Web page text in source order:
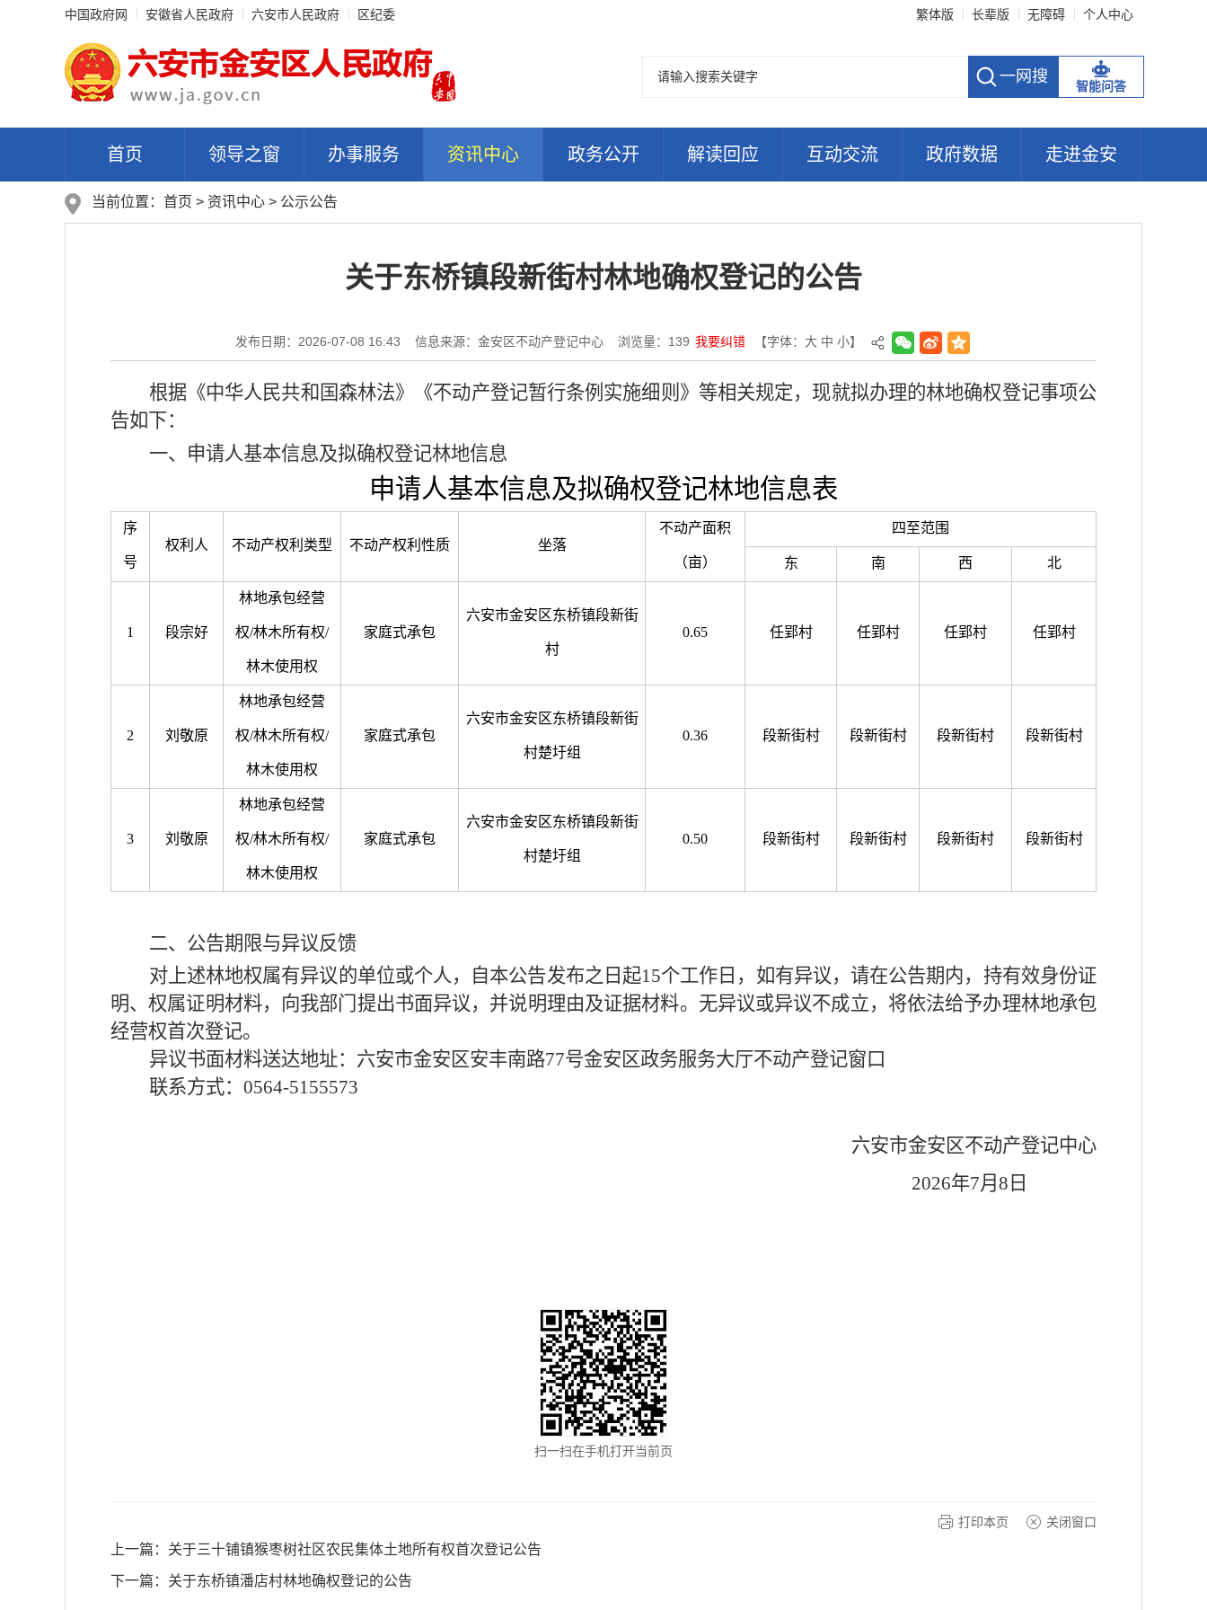
中国政府网 安徽省人民政府 六安市人民政府 区纪委 繁体版 长辈版 无障碍 个人中心
智能问答
首页 领导之窗 办事服务 资讯中心 政务公开 解读回应 互动交流 政府数据 走进金安
当前位置： 首页 > 资讯中心 > 公示公告
关于东桥镇段新街村林地确权登记的公告
发布日期：2026-07-08 16:43 信息来源：金安区不动产登记中心 浏览量： 139 我要纠错 【字体： 大 中 小】
根据《中华人民共和国森林法》《不动产登记暂行条例实施细则》等相关规定，现就拟办理的林地确权登记事项公
告如下：
一、 申请人基本信息及拟确权登记林地信息
申请人基本信息及拟确权登记林地信息表
序
号
权利人 不动产权利类型 不动产权利性质 坐落
不动产面积
（亩）
四至范围
东 南 西 北
1 段宗好
林地承包经营
权/林木所有权/
林木使用权
家庭式承包
六安市金安区东桥镇段新街
村
0.65 任郢村 任郢村 任郢村 任郢村
2 刘敬原
林地承包经营
权/林木所有权/
林木使用权
家庭式承包
六安市金安区东桥镇段新街
村楚圩组
0.36 段新街村 段新街村 段新街村 段新街村
3 刘敬原
林地承包经营
权/林木所有权/
林木使用权
家庭式承包
六安市金安区东桥镇段新街
村楚圩组
0.50 段新街村 段新街村 段新街村 段新街村
二、公告期限与异议反馈
对上述林地权属有异议的单位或个人，自本公告发布之日起15个工作日，如有异议，请在公告期内，持有效身份证
明、权属证明材料，向我部门提出书面异议，并说明理由及证据材料。无异议或异议不成立，将依法给予办理林地承包
经营权首次登记。
异议书面材料送达地址：六安市金安区安丰南路77号金安区政务服务大厅不动产登记窗口
联系方式： 0564-5155573
六安市金安区不动产登记中心
2026年7月 8 日
扫一扫在手机打开当前页
打印本页 关闭窗口
上一篇： 关于三十铺镇猴枣树社区农民集体土地所有权首次登记公告
下一篇： 关于东桥镇潘店村林地确权登记的公告